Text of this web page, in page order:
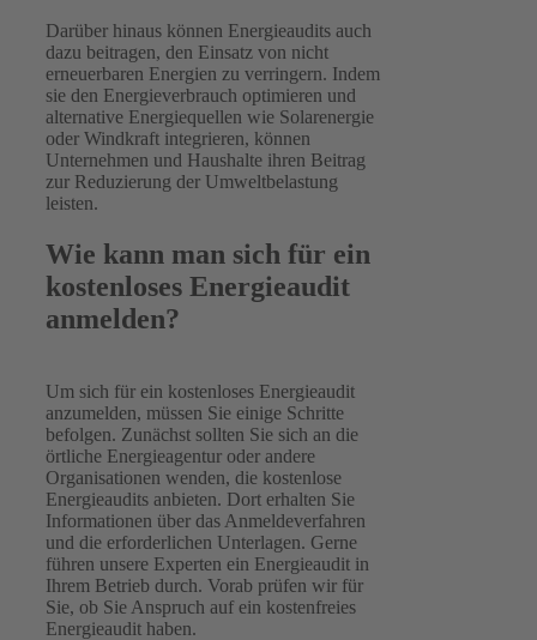
Darüber hinaus können Energieaudits auch
dazu beitragen, den Einsatz von nicht
erneuerbaren Energien zu verringern. Indem
sie den Energieverbrauch optimieren und
alternative Energiequellen wie Solarenergie
oder Windkraft integrieren, können
Unternehmen und Haushalte ihren Beitrag
zur Reduzierung der Umweltbelastung
leisten.
Wie kann man sich für ein
kostenloses Energieaudit
anmelden?
Um sich für ein kostenloses Energieaudit
anzumelden, müssen Sie einige Schritte
befolgen. Zunächst sollten Sie sich an die
örtliche Energieagentur oder andere
Organisationen wenden, die kostenlose
Energieaudits anbieten. Dort erhalten Sie
Informationen über das Anmeldeverfahren
und die erforderlichen Unterlagen. Gerne
führen unsere Experten ein Energieaudit in
Ihrem Betrieb durch. Vorab prüfen wir für
Sie, ob Sie Anspruch auf ein kostenfreies
Energieaudit haben.